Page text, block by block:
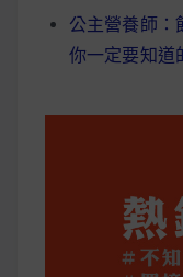
公主營養師：
你一定要知道